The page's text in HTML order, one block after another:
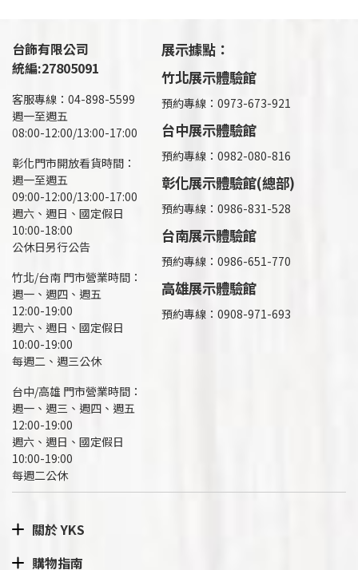
台飾有限公司
統編:27805091
客服專線：04-898-5599
週一至週五
08:00-12:00/13:00-17:00
彰化門市開放看貨時間：
週一至週五
09:00-12:00/13:00-17:00
週六、週日、國定假日
10:00-18:00
公休日另行公告
竹北/台南 門市營業時間：
週一、週四、週五
12:00-19:00
週六、週日、國定假日
10:00-19:00
每週二、週三公休
台中/高雄 門市營業時間：
週一、週三、週四、週五
12:00-19:00
週六、週日、國定假日
10:00-19:00
每週二公休
展示據點：
竹北展示體驗館
預約專線：0973-673-921
台中展示體驗館
預約專線：0982-080-816
彰化展示體驗館(總部)
預約專線： 0986-831-528
台南展示體驗館
預約專線：0986-651-770
高雄展示體驗館
預約專線： 0908-971-693
關於 YKS
購物指南